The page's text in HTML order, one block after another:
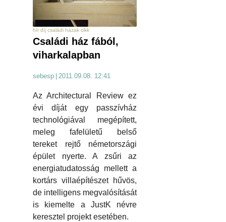
hír díj családi házak cikk
Családi ház fából,
viharkalapban
sebesp 2011.09.08. 12:41
Az Architectural Review ez
évi díját egy passzívház
technológiával megépített,
meleg fafelületű belső
tereket rejtő németországi
épület nyerte. A zsűri az
energiatudatosság mellett a
kortárs villaépítészet hűvös,
de intelligens megvalósítását
is kiemelte a JustK névre
keresztel projekt esetében.